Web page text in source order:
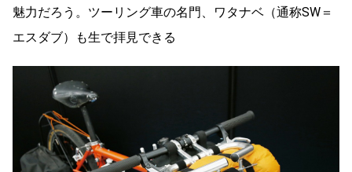
魅力だろう。ツーリング車の名門、ワタナベ（通称SW＝
エスダブ）も生で拝見できる